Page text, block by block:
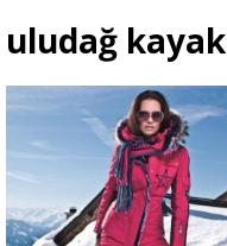
uludağ kayak